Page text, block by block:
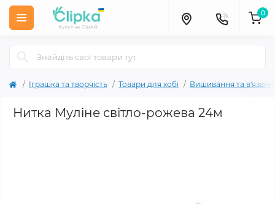
0
Іграшка та творчість Товари для хобі Вишивання та
Нитка Муліне світло-рожева 24м